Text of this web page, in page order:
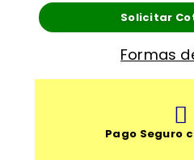
Solicitar
Formas
Pago Seguro